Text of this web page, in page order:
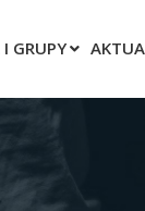
I GRUPY